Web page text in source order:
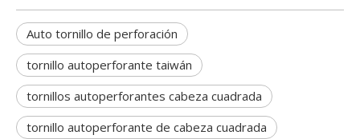
Auto tornillo de perforación
tornillo autoperforante taiwán
tornillos autoperforantes cabeza cuadrada
tornillo autoperforante de cabeza cuadrada